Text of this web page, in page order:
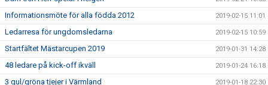
Informationsmöte för alla födda 2012 2019-02-15 11:01
Ledarresa för ungdomsledarna 2019-02-15 10:59
Startfältet Mästarcupen 2019 2019-01-31 14:28
48 ledare på kick-off ikväll 2019-01-24 16:18
3 gul/gröna tjejer i Värmland 2019-01-18 22:30